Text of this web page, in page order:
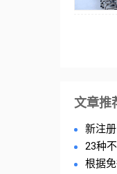
文章推
新注
23种
根据